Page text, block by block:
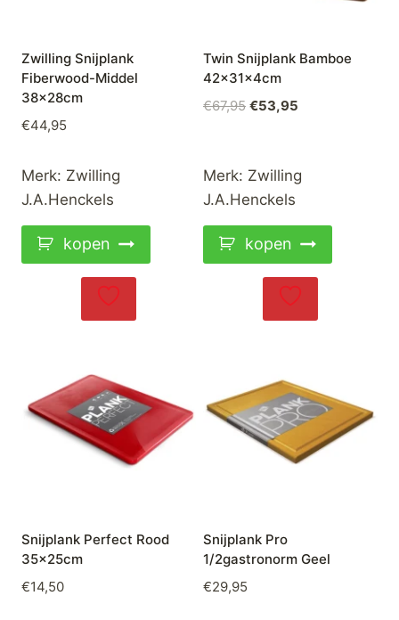
Zwilling Snijplank
Fiberwood-Middel
38x28cm
€44,95
Merk: Zwilling
J.A.Henckels
kopen
Twin Snijplank Bamboe
42x31x4cm
€67,95 Oorspronkelijke
€67,95.
€53,95
€53,95.
Merk: Zwilling
J.A.Henckels
kopen
Snijplank Perfect Rood
35x25cm
€14,50
Snijplank Pro
1/2gastronorm Geel
€29,95